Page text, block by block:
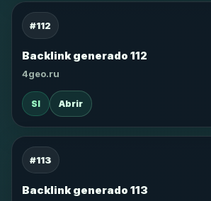
#112
Backlink generado 112
4geo.ru
SI Abrir
#113
Backlink generado 113